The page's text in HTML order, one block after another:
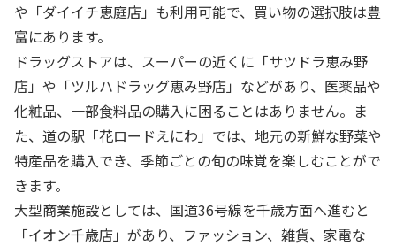
や「ダイイチ恵庭店」も利用可能で、買い物の選択肢は豊
富にあります。
ドラッグストアは、スーパーの近くに「サツドラ恵み野
店」や「ツルハドラッグ恵み野店」などがあり、医薬品や
化粧品、一部食料品の購入に困ることはありません。ま
た、道の駅「花ロードえにわ」では、地元の新鮮な野菜や
特産品を購入でき、季節ごとの旬の味覚を楽しむことがで
きます。
大型商業施設としては、国道36号線を千歳方面へ進むと
「イオン千歳店」があり、ファッション、雑貨、家電な